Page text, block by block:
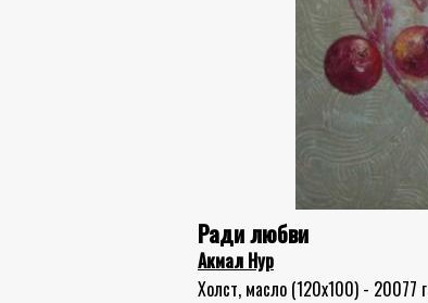
Ради любви
Акмал Нур
Холст, масло (120x100) - 20077